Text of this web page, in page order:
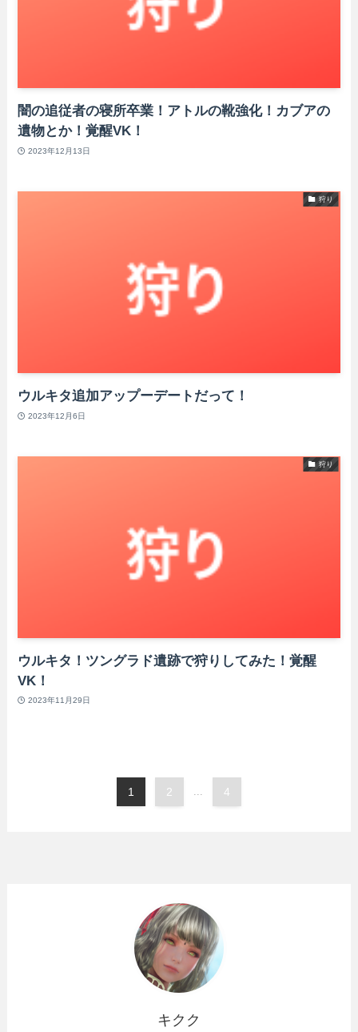
闇の追従者の寝所卒業！アトルの靴強化！カブアの
遺物とか！覚醒VK！
2023年12月13日
狩り
ウルキタ追加アップーデートだって！
2023年12月6日
狩り
ウルキタ！ツングラド遺跡で狩りしてみた！覚醒
VK！
2023年11月29日
1 2 4
キクク